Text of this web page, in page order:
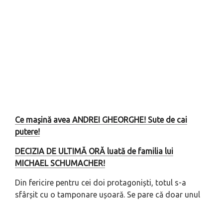
Ce mașină avea ANDREI GHEORGHE! Sute de cai
putere!
DECIZIA DE ULTIMĂ ORĂ luată de familia lui
MICHAEL SCHUMACHER!
Din fericire pentru cei doi protagoniști, totul s-a
sfârșit cu o tamponare ușoară. Se pare că doar unul